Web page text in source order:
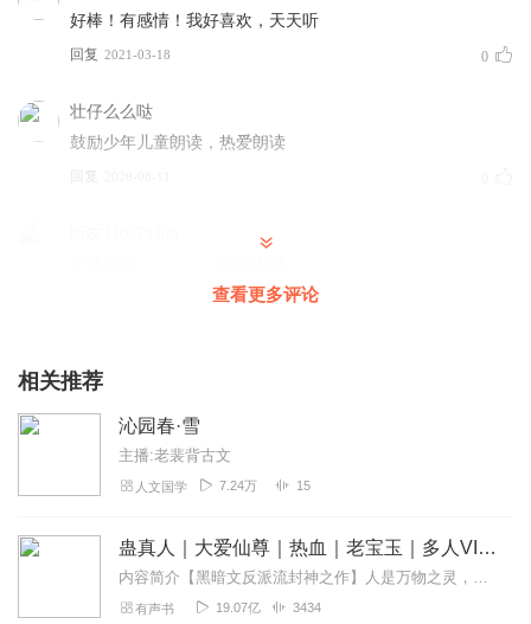
好棒！有感情！我好喜欢，天天听
回复 2021-03-18 0
壮仔么么哒
鼓励少年儿童朗读，热爱朗读
回复
全是小孩，读的太难受了
2020-09-06
2025-08-18
紫灵_Zl
查看更多评论
相关推荐
沁园春·雪
主播:老裴背古文
人文国学 7.24万 15
蛊真人｜大爱仙尊｜热血｜老宝玉｜多人VIP免费有声剧
内容简介【黑暗文反派流封神之作】人是万物之灵，蛊是天地真精。一个穿越者不断重生的故事。一个养蛊、炼蛊、用蛊的奇特世界。配音组（男角色）老宝玉旁白...
有声书 19.07亿 3434